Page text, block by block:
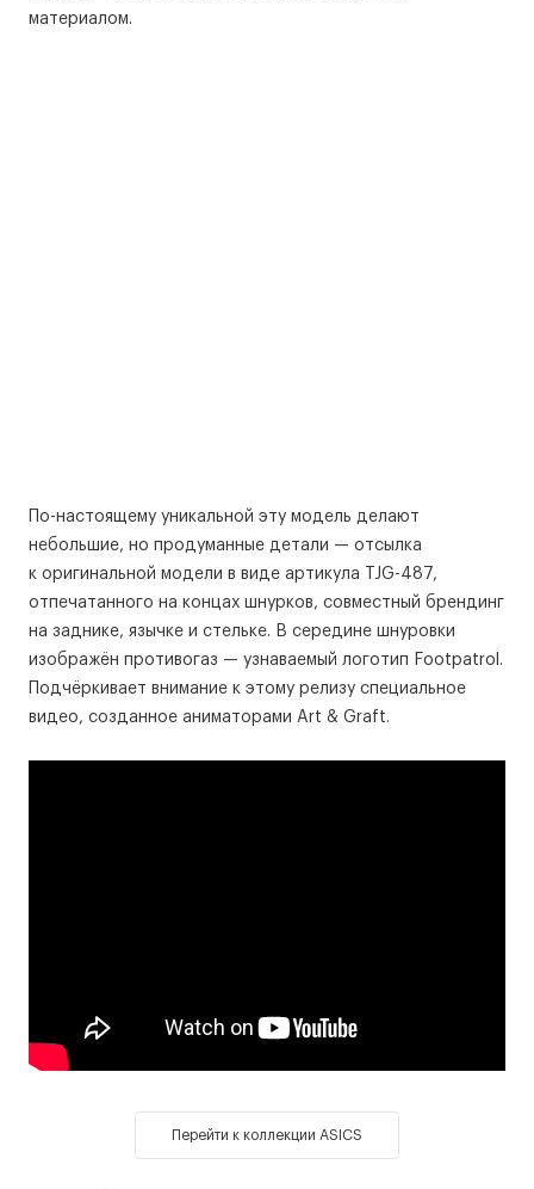
материалом.
По-настоящему уникальной эту модель делают
небольшие, но продуманные детали — отсылка
к оригинальной модели в виде артикула TJG-487,
отпечатанного на концах шнурков, совместный брендинг
на заднике, язычке и стельке. В середине шнуровки
изображён противогаз — узнаваемый логотип Footpatrol.
Подчёркивает внимание к этому релизу специальное
видео, созданное аниматорами Art & Graft.
Перейти к коллекции ASICS